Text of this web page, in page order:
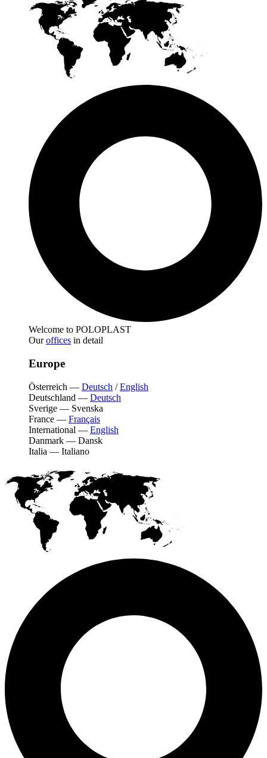
Welcome to POLOPLAST
Ouroffices in detail
Europe
Österreich — Deutsch /English
Deutschland — Deutsch
Sverige — Svenska
France — Français
International — English
Danmark — Dansk
Italia — Italiano